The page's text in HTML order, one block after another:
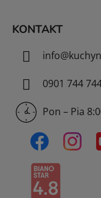
KONTAKT
info@
0901 744
Pon – Pia